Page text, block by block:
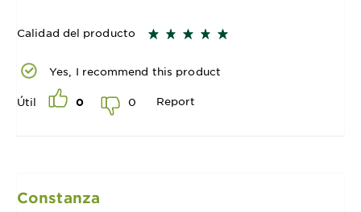
Calidad del producto
Yes, I recommend this product
Útil 0 0 Report
Constanza